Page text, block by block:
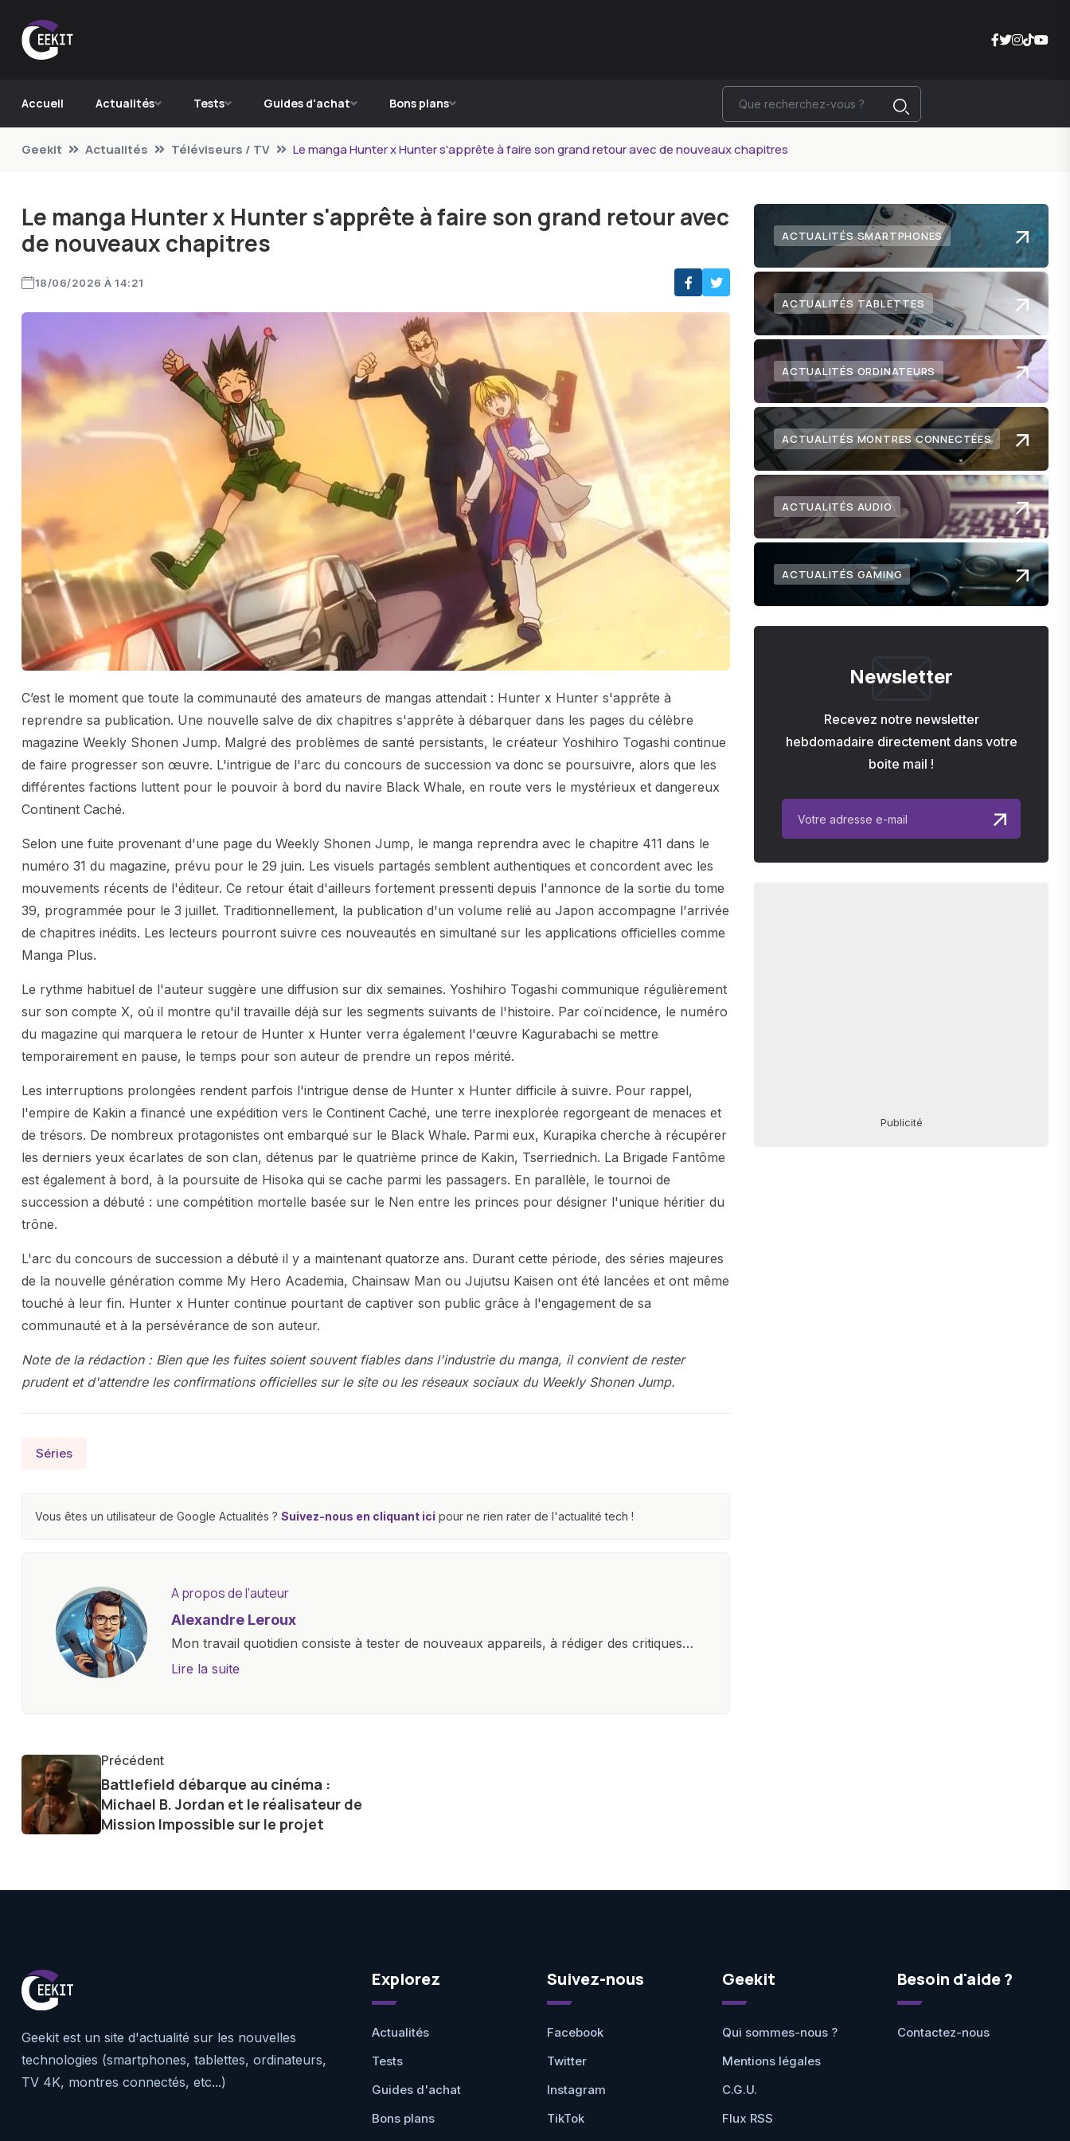
Accueil Actualités Tests Guides d'achat Bons plans
Geekit Actualités Téléviseurs / TV Le manga Hunter x Hunter s'apprête à faire son grand retour avec de nouveaux chapitres
Le manga Hunter x Hunter s'apprête à faire son grand retour avec
de nouveaux chapitres
18/06/2026 À 14:21
C’est le moment que toute la communauté des amateurs de mangas attendait : Hunter x Hunter s'apprête à
reprendre sa publication. Une nouvelle salve de dix chapitres s'apprête à débarquer dans les pages du célèbre
magazine Weekly Shonen Jump. Malgré des problèmes de santé persistants, le créateur Yoshihiro Togashi continue
de faire progresser son œuvre. L'intrigue de l'arc du concours de succession va donc se poursuivre, alors que les
différentes factions luttent pour le pouvoir à bord du navire Black Whale, en route vers le mystérieux et dangereux
Continent Caché.
Selon une fuite provenant d'une page du Weekly Shonen Jump, le manga reprendra avec le chapitre 411 dans le
numéro 31 du magazine, prévu pour le 29 juin. Les visuels partagés semblent authentiques et concordent avec les
mouvements récents de l'éditeur. Ce retour était d'ailleurs fortement pressenti depuis l'annonce de la sortie du tome
39, programmée pour le 3 juillet. Traditionnellement, la publication d'un volume relié au Japon accompagne l'arrivée
de chapitres inédits. Les lecteurs pourront suivre ces nouveautés en simultané sur les applications officielles comme
Manga Plus.
Le rythme habituel de l'auteur suggère une diffusion sur dix semaines. Yoshihiro Togashi communique régulièrement
sur son compte X, où il montre qu'il travaille déjà sur les segments suivants de l'histoire. Par coïncidence, le numéro
du magazine qui marquera le retour de Hunter x Hunter verra également l'œuvre Kagurabachi se mettre
temporairement en pause, le temps pour son auteur de prendre un repos mérité.
Les interruptions prolongées rendent parfois l'intrigue dense de Hunter x Hunter difficile à suivre. Pour rappel,
l'empire de Kakin a financé une expédition vers le Continent Caché, une terre inexplorée regorgeant de menaces et
de trésors. De nombreux protagonistes ont embarqué sur le Black Whale. Parmi eux, Kurapika cherche à récupérer
les derniers yeux écarlates de son clan, détenus par le quatrième prince de Kakin, Tserriednich. La Brigade Fantôme
est également à bord, à la poursuite de Hisoka qui se cache parmi les passagers. En parallèle, le tournoi de
succession a débuté : une compétition mortelle basée sur le Nen entre les princes pour désigner l'unique héritier du
trône.
L'arc du concours de succession a débuté il y a maintenant quatorze ans. Durant cette période, des séries majeures
de la nouvelle génération comme My Hero Academia, Chainsaw Man ou Jujutsu Kaisen ont été lancées et ont même
touché à leur fin. Hunter x Hunter continue pourtant de captiver son public grâce à l'engagement de sa
communauté et à la persévérance de son auteur.
Note de la rédaction : Bien que les fuites soient souvent fiables dans l'industrie du manga, il convient de rester
prudent et d'attendre les confirmations officielles sur le site ou les réseaux sociaux du Weekly Shonen Jump.
Séries
Vous êtes un utilisateur de Google Actualités ? Suivez-nous en cliquant ici pour ne rien rater de l'actualité tech !
A propos de l'auteur
Alexandre Leroux
Mon travail quotidien consiste à tester de nouveaux appareils, à rédiger des critiques
objectives, à couvrir des lancements de produits, et à interviewer des acteurs clés de
Lire la suite
Précédent
Battlefield débarque au cinéma :
Michael B. Jordan et le réalisateur de
Mission Impossible sur le projet
ACTUALITÉS SMARTPHONES
ACTUALITÉS TABLETTES
ACTUALITÉS ORDINATEURS
ACTUALITÉS MONTRES CONNECTÉES
ACTUALITÉS AUDIO
ACTUALITÉS GAMING
Newsletter
Recevez notre newsletter
hebdomadaire directement dans votre
boite mail !
Publicité
Geekit est un site d'actualité sur les nouvelles
technologies (smartphones, tablettes, ordinateurs,
TV 4K, montres connectés, etc...)
Explorez
Actualités
Tests
Guides d'achat
Bons plans
Suivez-nous
Facebook
Twitter
Instagram
TikTok
Geekit
Qui sommes-nous ?
Mentions légales
C.G.U.
Flux RSS
Besoin d'aide ?
Contactez-nous